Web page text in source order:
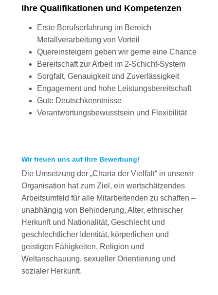
Ihre Qualifikationen und Kompetenzen
Erste Berufserfahrung im Bereich
Metallverarbeitung von Vorteil
Quereinsteigern geben wir gerne eine Chance
Bereitschaft zur Arbeit im 2-Schicht-System
Sorgfalt, Genauigkeit und Zuverlässigkeit
Engagement und hohe Leistungsbereitschaft
Gute Deutschkenntnisse
Verantwortungsbewusstsein und Flexibilität
Wir freuen uns auf Ihre Bewerbung!
Die Umsetzung der „Charta der Vielfalt“ in unserer
Organisation hat zum Ziel, ein wertschätzendes
Arbeitsumfeld für alle Mitarbeitenden zu schaffen –
unabhängig von Behinderung, Alter, ethnischer
Herkunft und Nationalität, Geschlecht und
geschlechtlicher Identität, körperlichen und
geistigen Fähigkeiten, Religion und
Weltanschauung, sexueller Orientierung und
sozialer Herkunft.